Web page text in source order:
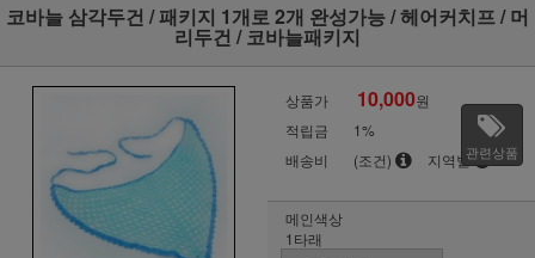
코바늘 삼각두건 / 패키지 1개로 2개 완성가능 / 헤어커치프 / 머
리두건 / 코바늘패키지
상품가 10,000원
적립금
1%
배송비
(조건) 지역별관련상품
메인색상
1타래